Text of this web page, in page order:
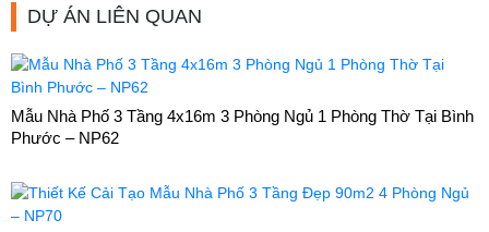
DỰ ÁN LIÊN QUAN
Mẫu Nhà Phố 3 Tầng 4x16m 3 Phòng Ngủ 1 Phòng Thờ Tại Bình
Phước – NP62